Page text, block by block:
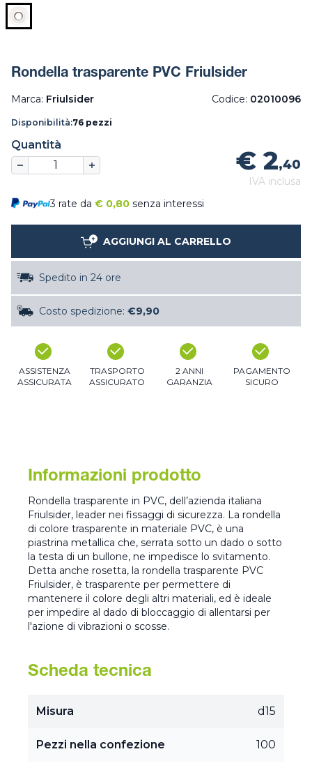
Rondella trasparente PVC Friulsider
Marca: Friulsider Codice: 02010096
Disponibilità:76 pezzi
Quantità
€ 2,40
IVA inclusa
3 rate da € 0,80 senza interessi
AGGIUNGI AL CARRELLO
Spedito in 24 ore
Costo spedizione: €9,90
ASSISTENZA
ASSICURATA
TRASPORTO
ASSICURATO
2 ANNI
GARANZIA
PAGAMENTO
SICURO
Informazioni prodotto
Rondella trasparente in PVC, dell’azienda italiana
Friulsider, leader nei fissaggi di sicurezza. La rondella
di colore trasparente in materiale PVC, è una
piastrina metallica che, serrata sotto un dado o sotto
la testa di un bullone, ne impedisce lo svitamento.
Detta anche rosetta, la rondella trasparente PVC
Friulsider, è trasparente per permettere di
mantenere il colore degli altri materiali, ed è ideale
per impedire al dado di bloccaggio di allentarsi per
l'azione di vibrazioni o scosse.
Scheda tecnica
Misura d15
Pezzi nella confezione 100